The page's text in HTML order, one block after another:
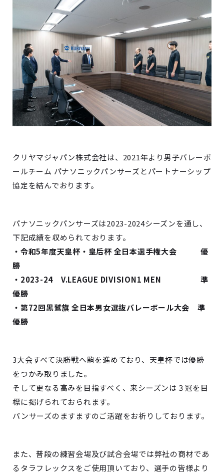
クリヤマジャパン株式会社は、2021年より男子バレーボ
ールチーム パナソニックパンサーズとパートナーシップ
協定を結んでおります。
パナソニックパンサーズは2023-2024シーズンを通し、
下記成績を収められております。
・令和5年度天皇杯・皇后杯 全日本選手権大会 優
勝
・2023-24 V.LEAGUE DIVISION1 MEN 準
優勝
・第72回黒鷲旗 全日本男女選抜バレーボール大会 準
優勝
3大会すべて決勝戦へ駒を進めており、天皇杯では優勝
をつかみ取りました。
そして更なる高みを目指すべく、来シーズンは３冠を目
標に掲げられておられます。
パンサーズのますますのご活躍をお祈りしております。
また、普段の練習会場及び試合会場では弊社の商材であ
るタラフレックスをご使用頂いており、選手の皆様より